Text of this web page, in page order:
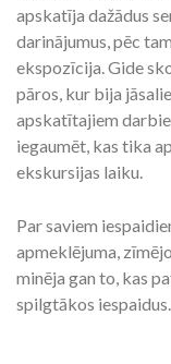
apskatīja dažādus
darinājumus, pēc
ekspozīcija. Gide
pāros, kur bija
apskatītajiem
iegaumēt, kas tika
ekskursijas laiku.
Par saviem
apmeklējuma,
minēja gan to, kas
spilgtākos iespaidus.